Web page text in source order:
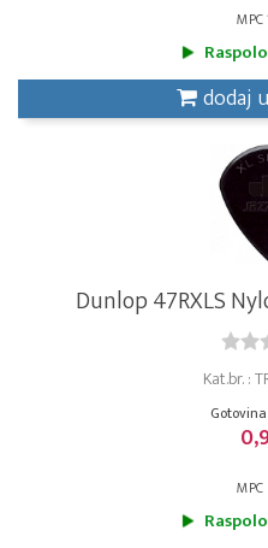
dodaj
Dunlop 47RXLS
Kat.br. :